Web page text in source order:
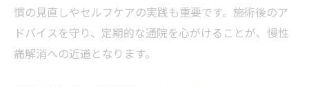
慣の見直しやセルフケアの実践も重要です。施術後のア
ドバイスを守り、定期的な通院を心がけることが、慢性
痛解消への近道となります。